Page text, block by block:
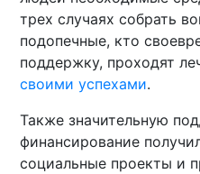
трех случаях собрать
подопечные, кто
поддержку, проходят
своими успехами.
Также значительную
финансирование
социальные проекты и